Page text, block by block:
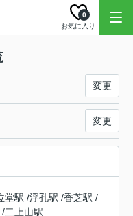
お気に入り
0
変更
変更
堂駅 /浮孔駅 /香芝駅 /
/二上山駅